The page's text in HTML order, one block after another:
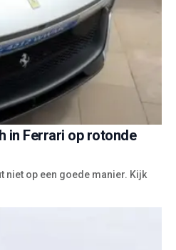
in Ferrari op rotonde
niet op een goede manier. Kijk